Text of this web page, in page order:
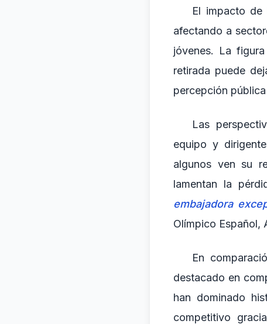
El impacto
afectando a
jóvenes. La
retirada puede
percepción
Las
equipo y
algunos ven su
lamentan la
embajadora
Olímpico Español,
En
destacado en
han dominado
competitivo